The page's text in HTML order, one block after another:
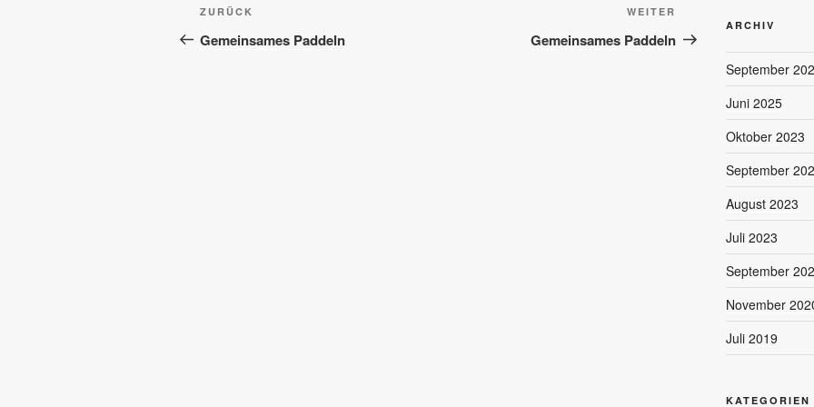
Vorheriger
Beitrag
ZURÜCK
Gemeinsames Paddeln
Beitrag
WEITER
Gemeinsames Paddeln
ARCHIV
September
Juni 2025
Oktober 2023
September
August 2023
Juli 2023
September
November
Juli 2019
KATEGORIEN